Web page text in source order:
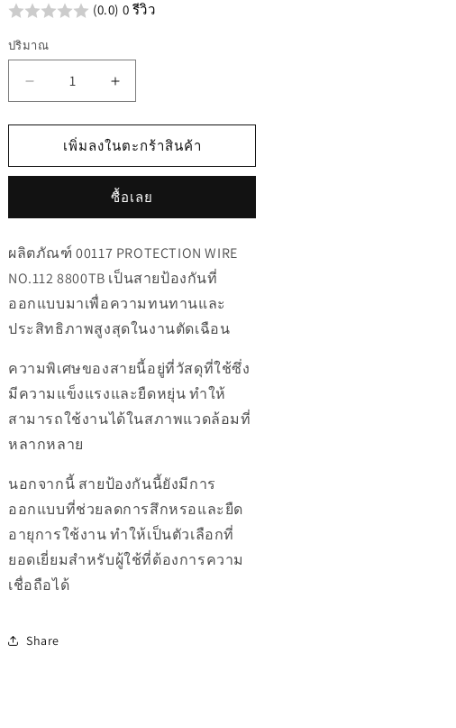
(0.0) 0 รีวิว
ปริมาณ
สำหรับ
00117
PROTECTION
NO.112
8800TB
สำหรับ
00117
PROTECTION
WIRE
NO.112
เพิ่มลงในตะกร้าสินค้า
ซื้อเลย
ผลิตภัณฑ์ 00117 PROTECTION WIRE
NO.112 8800TB เป็นสายป้องกันที่
ออกแบบมาเพื่อความทนทานและ
ประสิทธิภาพสูงสุดในงานตัดเฉือน
ความพิเศษของสายนี้อยู่ที่วัสดุที่ใช้ซึ่ง
มีความแข็งแรงและยืดหยุ่น ทำให้
สามารถใช้งานได้ในสภาพแวดล้อมที่
หลากหลาย
นอกจากนี้ สายป้องกันนี้ยังมีการ
ออกแบบที่ช่วยลดการสึกหรอและยืด
อายุการใช้งาน ทำให้เป็นตัวเลือกที่
ยอดเยี่ยมสำหรับผู้ใช้ที่ต้องการความ
เชื่อถือได้
Share